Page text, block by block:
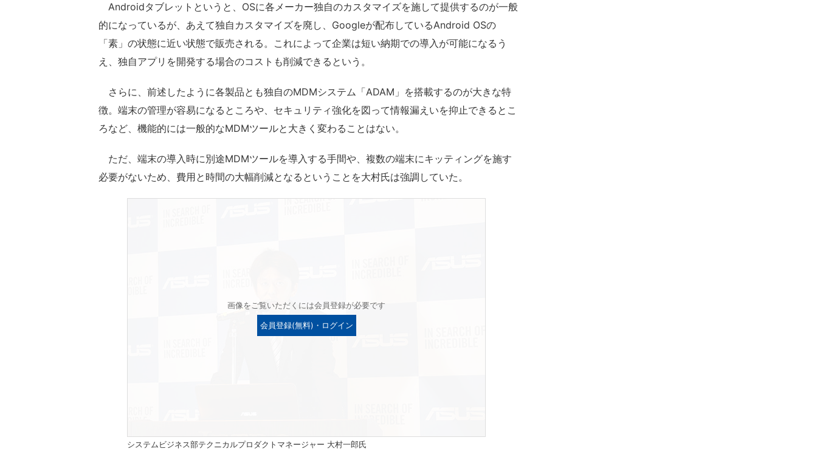
Androidタブレットというと、OSに各メーカー独自のカスタマイズを施して提供するのが一般
的になっているが、あえて独自カスタマイズを廃し、Googleが配布しているAndroid OSの
「素」の状態に近い状態で販売される。これによって企業は短い納期での導入が可能になるう
え、独自アプリを開発する場合のコストも削減できるという。
さらに、前述したように各製品とも独自のMDMシステム「ADAM」を搭載するのが大きな特
徴。端末の管理が容易になるところや、セキュリティ強化を図って情報漏えいを抑止できるとこ
ろなど、機能的には一般的なMDMツールと大きく変わることはない。
ただ、端末の導入時に別途MDMツールを導入する手間や、複数の端末にキッティングを施す
必要がないため、費用と時間の大幅削減となるということを大村氏は強調していた。
画像をご覧いただくには会員登録が必要です
会員登録(無料)・ログイン
システムビジネス部テクニカルプロダクトマネージャー 大村一郎氏